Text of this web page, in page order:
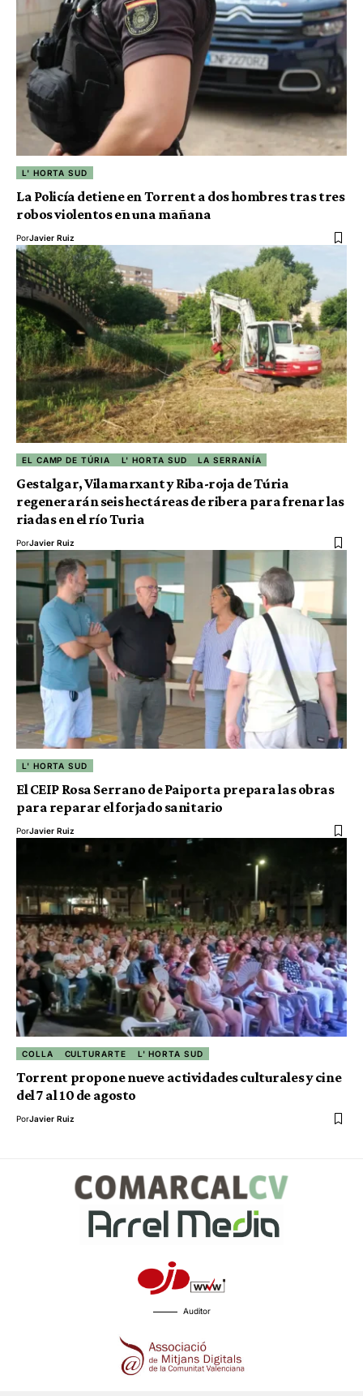
L' HORTA SUD
La Policía detiene en Torrent a dos hombres tras tres
robos violentos en una mañana
PorJavier Ruiz
EL CAMP DE TÚRIA L' HORTA SUD LA SERRANÍA
Gestalgar, Vilamarxant y Riba-roja de Túria
regenerarán seis hectáreas de ribera para frenar las
riadas en el río Turia
PorJavier Ruiz
L' HORTA SUD
El CEIP Rosa Serrano de Paiporta prepara las obras
para reparar el forjado sanitario
PorJavier Ruiz
COLLA CULTURARTE L' HORTA SUD
Torrent propone nueve actividades culturales y cine
del 7 al 10 de agosto
PorJavier Ruiz
Auditor